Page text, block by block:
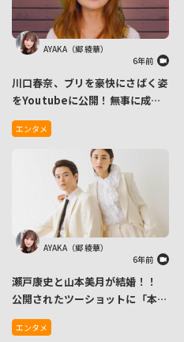
AYAKA（郷 綾華）
6年前
川口春奈、ブリを豪快にさばく姿
をYoutubeに公開！無事に成功
するもキッチンが血だらけで「殺
人現場みたい」になる
エンタメ
AYAKA（郷 綾華）
6年前
瀬戸康史と山本美月が結婚！！
公開されたツーショットに「本当
に美男美女過ぎ」と大反響
エンタメ